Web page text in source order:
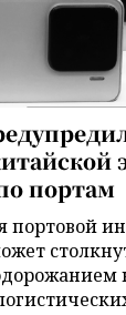
портам
портовой